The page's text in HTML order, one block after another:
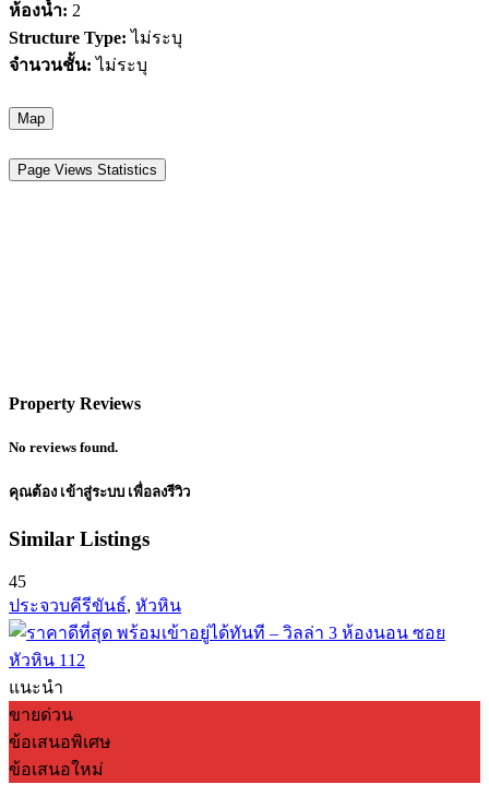
ห้องน้ำ: 2
Structure Type: ไม่ระบุ
จำนวนชั้น: ไม่ระบุ
Map
Page Views Statistics
Property Reviews
No reviews found.
คุณต้อง เข้าสู่ระบบ เพื่อลงรีวิว
Similar Listings
45
ประจวบคีรีขันธ์, หัวหิน
แนะนำ
ขายด่วน
ข้อเสนอพิเศษ
ข้อเสนอใหม่